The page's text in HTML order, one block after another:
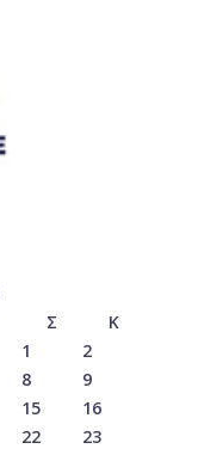
Σ
Κ
1
2
8
9
15
16
22
23